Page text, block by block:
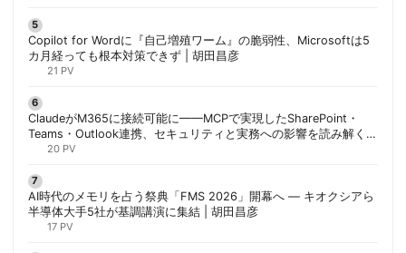
Copilot for Wordに『自己増殖ワーム』の脆弱性、Microsoftは5
カ月経っても根本対策できず | 胡田昌彦
21 PV
ClaudeがM365に接続可能に——MCPで実現したSharePoint・
Teams・Outlook連携、セキュリティと実務への影響を読み解く |
胡田昌彦
20 PV
AI時代のメモリを占う祭典「FMS 2026」開幕へ ― キオクシアら
半導体大手5社が基調講演に集結 | 胡田昌彦
17 PV